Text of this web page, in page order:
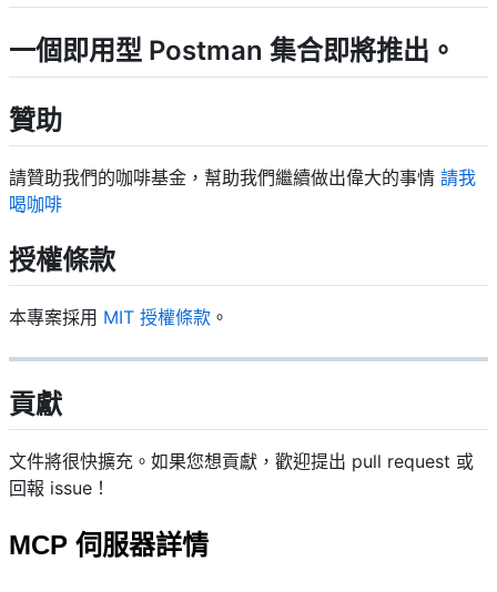
一個即用型 Postman 集合即將推出。
贊助
請贊助我們的咖啡基金，幫助我們繼續做出偉大的事情 請我
喝咖啡
授權條款
本專案採用 MIT 授權條款 。
貢獻
文件將很快擴充。如果您想貢獻，歡迎提出 pull request 或
回報 issue！
MCP 伺服器詳情